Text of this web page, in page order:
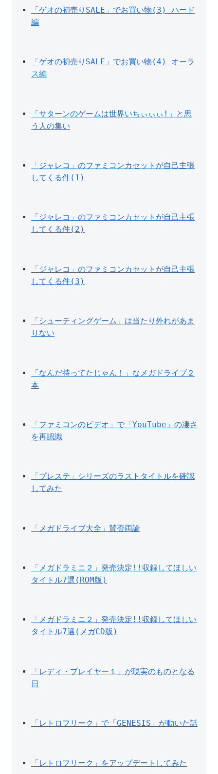
「ゲオの初売りSALE」でお買い物(3) ハード
編
「ゲオの初売りSALE」でお買い物(4) オーラ
ス編
「サターンのゲームは世界いちぃぃぃ!」と思
う人の集い
「ジャレコ」のファミコンカセットが自己主張
してくる件(1)
「ジャレコ」のファミコンカセットが自己主張
してくる件(2)
「ジャレコ」のファミコンカセットが自己主張
してくる件(3)
「シューティングゲーム」は当たり外れがあま
りない
「なんだ持ってたじゃん！」なメガドライブ２
本
「ファミコンのビデオ」で「YouTube」の凄さ
を再認識
「プレステ」シリーズのラストタイトルを確認
してみた
「メガドライブ大全」賛否両論
「メガドラミニ２」発売決定!!収録してほしい
タイトル7選(ROM版)
「メガドラミニ２」発売決定!!収録してほしい
タイトル7選(メガCD版)
「レディ・プレイヤー１」が現実のものとなる
日
「レトロフリーク」で「GENESIS」が動いた話
「レトロフリーク」をアップデートしてみた